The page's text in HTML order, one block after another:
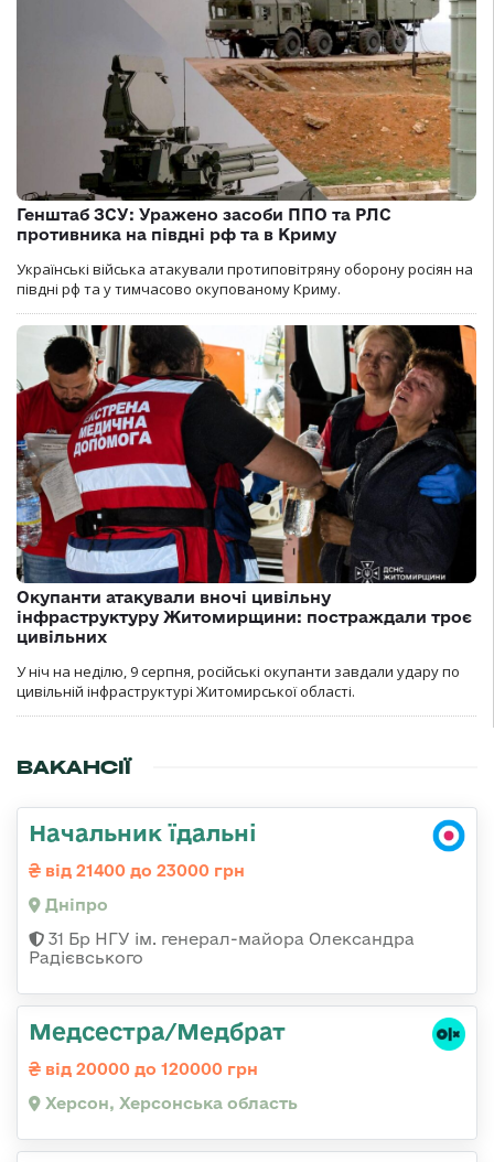
Генштаб ЗСУ: Уражено засоби ППО та РЛС
противника на півдні рф та в Криму
Українські війська атакували протиповітряну оборону росіян на
півдні рф та у тимчасово окупованому Криму.
Окупанти атакували вночі цивільну
інфраструктуру Житомирщини: постраждали троє
цивільних
У ніч на неділю, 9 серпня, російські окупанти завдали удару по
цивільній інфраструктурі Житомирської області.
ВАКАНСІЇ
Начальник їдальні
від 21400 до 23000 грн
Дніпро
31 Бр НГУ ім. генерал-майора Олександра
Радієвського
Медсестра/Медбрат
від 20000 до 120000 грн
Херсон, Херсонська область